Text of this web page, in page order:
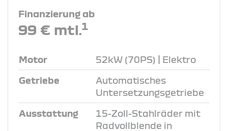
Finanzierung ab
99 € mtl.1
Motor 52kW (70PS) | Elektro
Getriebe
Automatisches
Untersetzungsgetriebe
Ausstattung
15-Zoll-Stahlräder mit
Radvollblende in